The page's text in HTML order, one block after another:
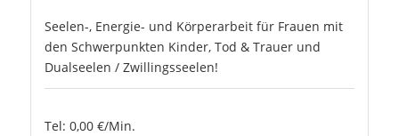
Seelen-, Energie- und Körperarbeit für Frauen mit
den Schwerpunkten Kinder, Tod & Trauer und
Dualseelen / Zwillingsseelen!
Tel: 0,00 €/Min.